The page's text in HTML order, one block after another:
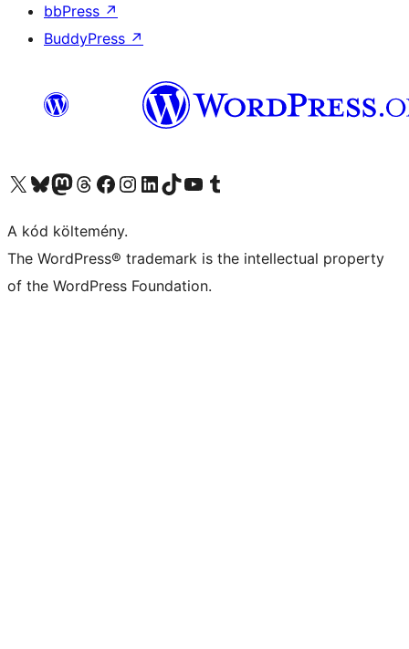
bbPress ↗
BuddyPress ↗
Visit our X (formerly Twitter) account
Visit our Bluesky account
Twitter csatornánk
Visit our Threads account
Facebook oldalunk megtekintése
Visit our Instagram account
Visit our LinkedIn account
Visit our TikTok account
Visit our YouTube channel
Visit our Tumblr account
A kód költemény.
The WordPress® trademark is the intellectual property
of the WordPress Foundation.